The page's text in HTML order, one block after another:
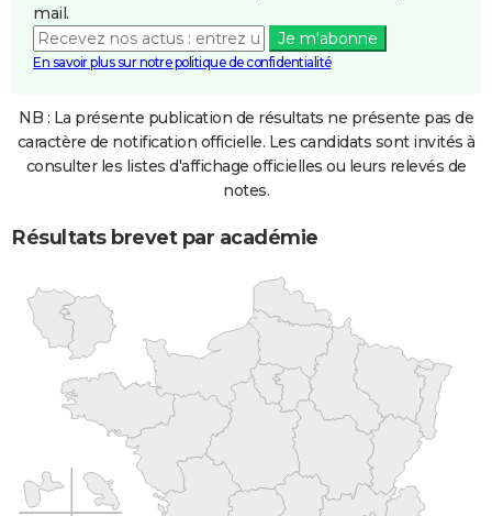
mail.
Je m'abonne
En savoir plus sur notre politique de confidentialité
NB : La présente publication de résultats ne présente pas de
caractère de notification officielle. Les candidats sont invités à
consulter les listes d'affichage officielles ou leurs relevés de
notes.
Résultats brevet par académie